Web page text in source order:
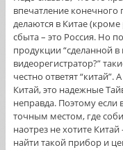
впечатление конечного
делаются в Китае
сбыта – это Россия. Но
продукции “сделанной в
видеорегистратор?”
честно ответят “китай”.
Китай, это надежные
неправда. Поэтому если
точным местом, где
наотрез не хотите
найти такой прибор и